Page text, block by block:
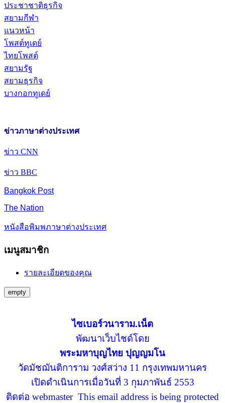
ประชาชาติธุรกิจ
สยามกีฬา
แนวหน้า
โพสต์ทูเดย์
ไทยโพสต์
สยามรัฐ
สยามธุรกิจ
บางกอกทูเดย์
ข่าวภาษาต่างประเทศ
ข่าว CNN
ข่าว BBC
Bangkok Post
The Nation
หนังสือพิมพภาษาต่างประเทศ
เมนูสมาชิก
รายละเอียดของคุณ
empty
ไซเบอร์วนาราม.เน็ต
พัฒนาเว็บไชด์โดย
พระมหาบุญไทย ปุญญมโน
วัดมัชฌันติการาม วงศ์สว่าง 11 กรุงเทพมหานคร
เปิดดำเนินการเมื่อวันที่ 3 กุมภาพันธ์ 2553
ติดต่อ webmaster This email address is being protected